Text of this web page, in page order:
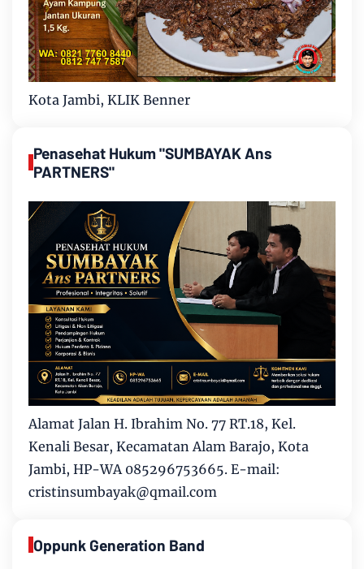
Kota Jambi, KLIK Benner
Penasehat Hukum "SUMBAYAK Ans
PARTNERS"
Alamat Jalan H. Ibrahim No. 77 RT.18, Kel.
Kenali Besar, Kecamatan Alam Barajo, Kota
Jambi, HP-WA 085296753665. E-mail:
cristinsumbayak@qmail.com
Oppunk Generation Band